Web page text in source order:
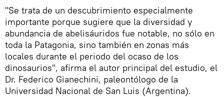
"Se trata de un descubrimiento especialmente
importante porque sugiere que la diversidad y
abundancia de abelisáuridos fue notable, no sólo en
toda la Patagonia, sino también en zonas más
locales durante el periodo del ocaso de los
dinosaurios", afirma el autor principal del estudio, el
Dr. Federico Gianechini, paleontólogo de la
Universidad Nacional de San Luis (Argentina).